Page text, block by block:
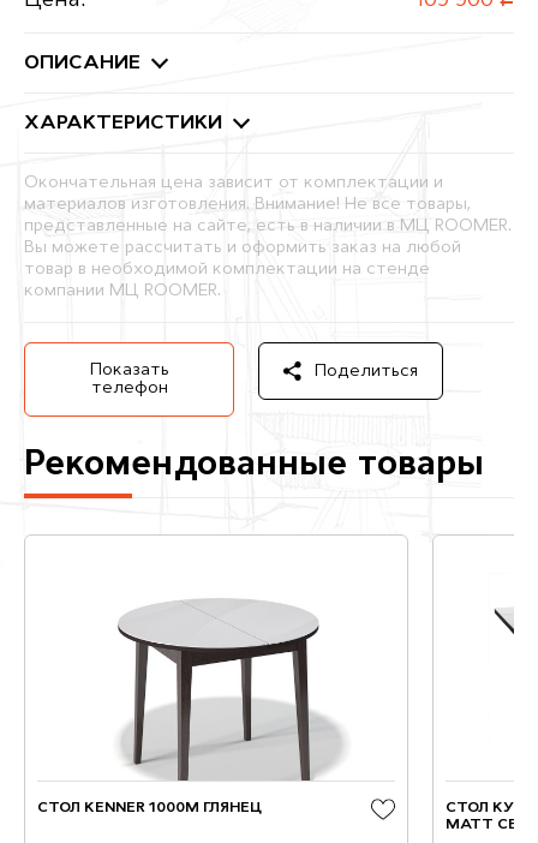
ОПИСАНИЕ
ХАРАКТЕРИСТИКИ
Окончательная цена зависит от комплектации и
материалов изготовления. Внимание! Не все товары,
представленные на сайте, есть в наличии в МЦ ROOMER.
Вы можете рассчитать и оформить заказ на любой
товар в необходимой комплектации на стенде
компании МЦ ROOMER.
Показать
телефон
Поделиться
Рекомендованные товары
СТОЛ KENNER 1000М ГЛЯНЕЦ
СТОЛ
MATT CER